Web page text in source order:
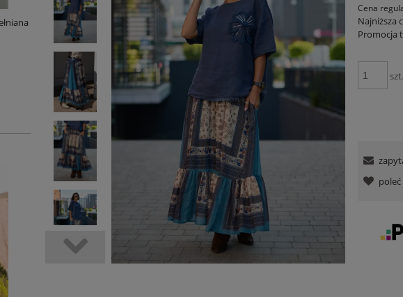
Sukienka Lniana Charllote Bloom Taupe
199,00 zł
DO KOSZYKA
Spodnie RelaxFit Czerwone
159,00 zł
DO KOSZYKA
Cena
Najniższa
Promocja
szt.